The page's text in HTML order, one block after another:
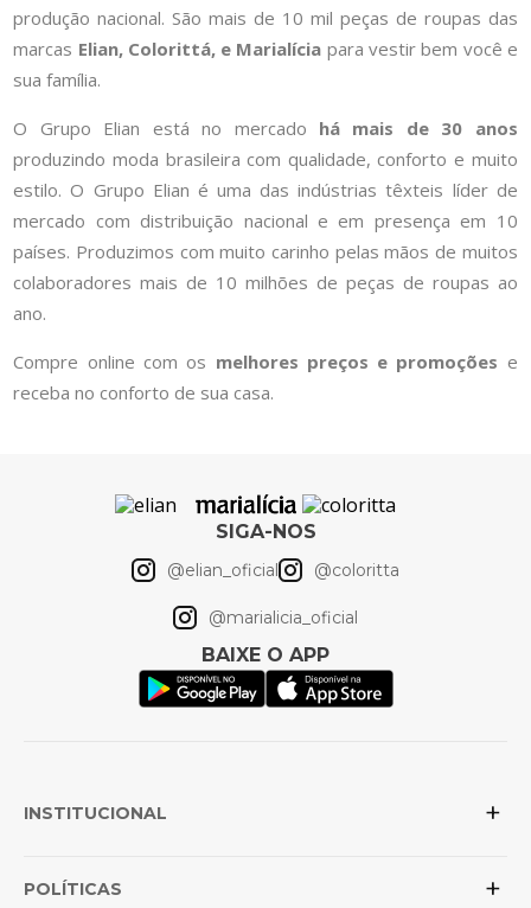
produção nacional. São mais de 10 mil peças de roupas das
marcas Elian, Colorittá, e Marialícia para vestir bem você e
sua família.
O Grupo Elian está no mercado há mais de 30 anos
produzindo moda brasileira com qualidade, conforto e muito
estilo. O Grupo Elian é uma das indústrias têxteis líder de
mercado com distribuição nacional e em presença em 10
países. Produzimos com muito carinho pelas mãos de muitos
colaboradores mais de 10 milhões de peças de roupas ao
ano.
Compre online com os melhores preços e promoções e
receba no conforto de sua casa.
SIGA-NOS
@elian_oficial @coloritta
@marialicia_oficial
BAIXE O APP
INSTITUCIONAL +
Sobre a Elian
POLÍTICAS +